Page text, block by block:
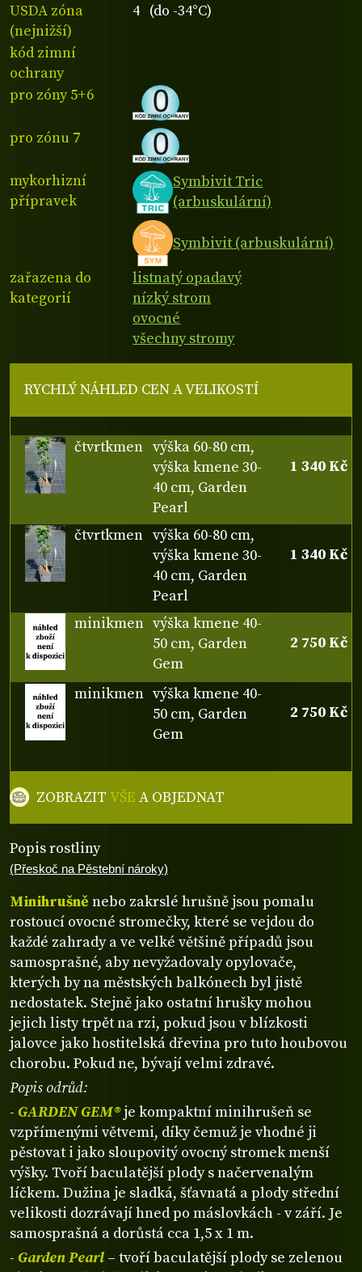
USDA zóna
(nejnižší)
4 (do -34°C)
kód zimní
ochrany
pro zóny 5+6
pro zónu 7
mykorhizní
přípravek
Symbivit Tric
(arbuskulární)
Symbivit (arbuskulární)
zařazena do
kategorií
listnatý opadavý
nízký strom
ovocné
všechny stromy
Popis rostliny
(Přeskoč na Pěstební nároky)
Minihrušně nebo zakrslé hrušně jsou pomalu
rostoucí ovocné stromečky, které se vejdou do
každé zahrady a ve velké většině případů jsou
samosprašné, aby nevyžadovaly opylovače,
kterých by na městských balkónech byl jistě
nedostatek. Stejně jako ostatní hrušky mohou
jejich listy trpět na rzi, pokud jsou v blízkosti
jalovce jako hostitelská dřevina pro tuto houbovou
chorobu. Pokud ne, bývají velmi zdravé.
Popis odrůd:
- GARDEN GEM®je kompaktní minihrušeň se
vzpřímenými větvemi, díky čemuž je vhodné ji
pěstovat i jako sloupovitý ovocný stromek menší
výšky. Tvoří baculatější plody s načervenalým
líčkem. Dužina je sladká, šťavnatá a plody střední
velikosti dozrávají hned po máslovkách - v září. Je
samosprašná a dorůstá cca 1,5 x 1 m.
- Garden Pearl – tvoří baculatější plody se zelenou
RYCHLÝ NÁHLED CEN A VELIKOSTÍ
čtvrtkmen výška 60-80 cm,
výška kmene 30-
40 cm, Garden
Pearl
1 340 Kč
čtvrtkmen výška 60-80 cm,
výška kmene 30-
40 cm, Garden
Pearl
1 340 Kč
minikmen výška kmene 40-
50 cm, Garden
Gem
2 750 Kč
minikmen výška kmene 40-
50 cm, Garden
Gem
2 750 Kč
ZOBRAZITVŠE A OBJEDNAT